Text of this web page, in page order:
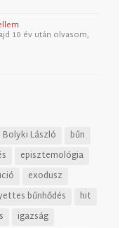
10 év után olvasom,
Bolyki László
bűn
episztemológia
exodusz
bűnhődés
hit
igazság